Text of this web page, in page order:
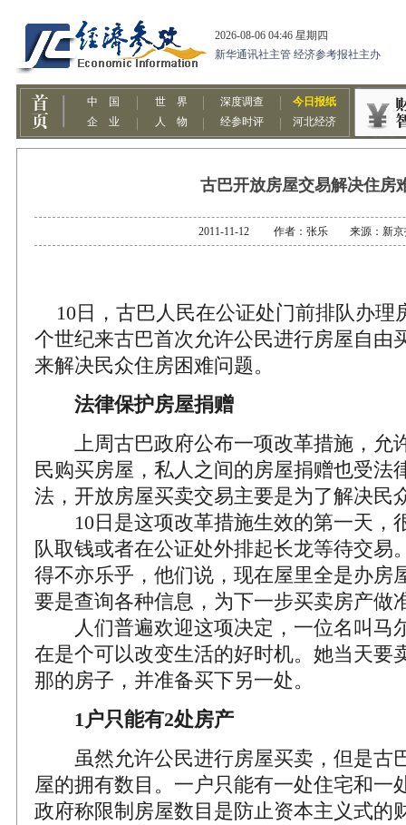
古巴开放房屋交易解决住房
2011-11-12 作者：张乐 来源：新京
10日，古巴人民在公证处门前排队办理
个世纪来古巴首次允许公民进行房屋自由
来解决民众住房困难问题。
法律保护房屋捐赠
上周古巴政府公布一项改革措施，允
民购买房屋，私人之间的房屋捐赠也受法
法，开放房屋买卖交易主要是为了解决民
10日是这项改革措施生效的第一天，
队取钱或者在公证处外排起长龙等待交易
得不亦乐乎，他们说，现在屋里全是办房
要是查询各种信息，为下一步买卖房产做
人们普遍欢迎这项决定，一位名叫马
在是个可以改变生活的好时机。她当天要
那的房子，并准备买下另一处。
1户只能有2处房产
虽然允许公民进行房屋买卖，但是古
屋的拥有数目。一户只能有一处住宅和一
政府称限制房屋数目是防止资本主义式的